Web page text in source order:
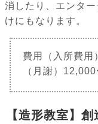
消したり、エンタ
けにもなります。
費用（入所費
（月謝）
【造形教室】